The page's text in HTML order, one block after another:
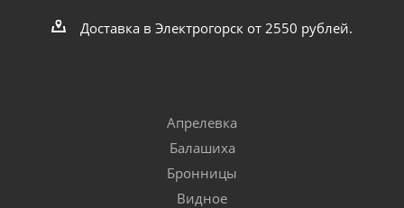
Доставка в Электрогорск от 2550 рублей.
Апрелевка
Балашиха
Бронницы
Видное